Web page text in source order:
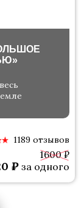
1189 отзывов
₽ за одного
1600 ₽